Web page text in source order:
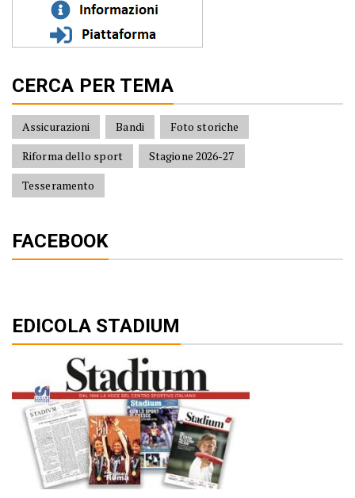
CERCA PER TEMA
Assicurazioni Bandi
Foto storiche
Riforma dello sport
Stagione 2026-27
Tesseramento
FACEBOOK
EDICOLA STADIUM